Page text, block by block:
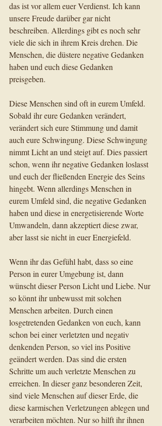
das ist vor allem euer Verdienst. Ich kann
unsere Freude darüber gar nicht
beschreiben. Allerdings gibt es noch sehr
viele die sich in ihrem Kreis drehen. Die
Menschen, die düstere negative Gedanken
haben und euch diese Gedanken
preisgeben.
Diese Menschen sind oft in eurem Umfeld.
Sobald ihr eure Gedanken verändert,
verändert sich eure Stimmung und damit
auch eure Schwingung. Diese Schwingung
nimmt Licht an und steigt auf. Dies passiert
schon, wenn ihr negative Gedanken loslasst
und euch der fließenden Energie des Seins
hingebt. Wenn allerdings Menschen in
eurem Umfeld sind, die negative Gedanken
haben und diese in energetisierende Worte
Umwandeln, dann akzeptiert diese zwar,
aber lasst sie nicht in euer Energiefeld.
Wenn ihr das Gefühl habt, dass so eine
Person in eurer Umgebung ist, dann
wünscht dieser Person Licht und Liebe. Nur
so könnt ihr unbewusst mit solchen
Menschen arbeiten. Durch einen
losgetretenden Gedanken von euch, kann
schon bei einer verletzten und negativ
denkenden Person, so viel ins Positive
geändert werden. Das sind die ersten
Schritte um auch verletzte Menschen zu
erreichen. In dieser ganz besonderen Zeit,
sind viele Menschen auf dieser Erde, die
diese karmischen Verletzungen ablegen und
verarbeiten möchten. Nur so hilft ihr ihnen